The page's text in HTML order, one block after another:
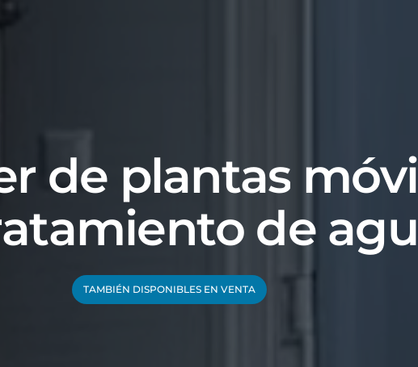
r de plantas móvi
atamiento de agu
TAMBIÉN DISPONIBLES EN VENTA